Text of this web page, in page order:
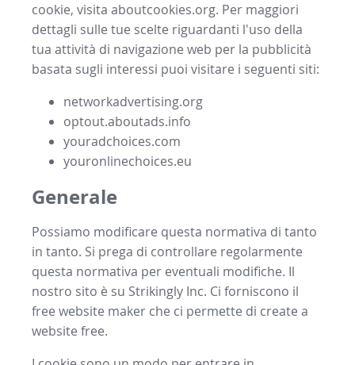
cookie, visita aboutcookies.org. Per maggiori
dettagli sulle tue scelte riguardanti l'uso della
tua attività di navigazione web per la pubblicità
basata sugli interessi puoi visitare i seguenti siti:
networkadvertising.org
optout.aboutads.info
youradchoices.com
youronlinechoices.eu
Generale
Possiamo modificare questa normativa di tanto
in tanto. Si prega di controllare regolarmente
questa normativa per eventuali modifiche. Il
nostro sito è su Strikingly Inc. Ci forniscono il
free website maker che ci permette di create a
website free.